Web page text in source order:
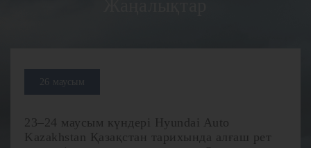
26 маусым
23–24 маусым күндері Hyundai Auto
Kazakhstan Қазақстан тарихында алғаш рет